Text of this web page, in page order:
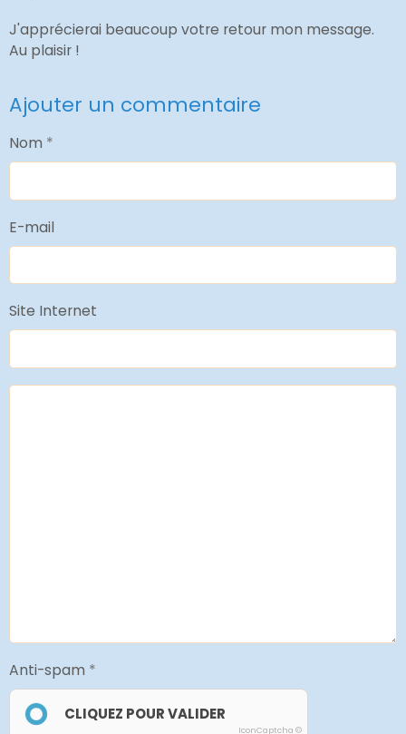
J'apprécierai beaucoup votre retour mon message.
Au plaisir !
Ajouter un commentaire
Nom
E-mail
Site Internet
Anti-spam
CLIQUEZ POUR VALIDER
IconCaptcha ©